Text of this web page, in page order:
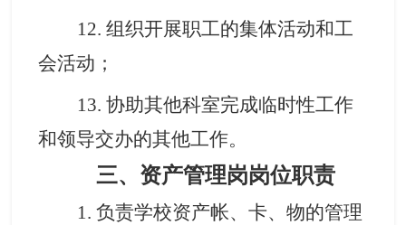
12. 组织开展职工的集体活动和工
会活动 ；
13. 协助其他科室完成临时性工作
和领导交办的其他工作。
三、资产管理岗岗位职责
1. 负责学校资产帐、卡、物的管理